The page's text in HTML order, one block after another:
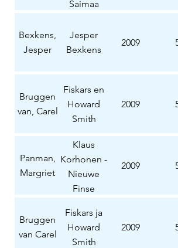
Saimaa
(deel1)
Bexkens,
Jesper
Jesper
Bexkens
2009
Bruggen
van, Carel
Fiskars en
Howard
Smith
2009
Panman,
Margriet
Klaus
Korhonen -
Nieuwe
Finse
in Nederland
2009
Bruggen
van Carel
Fiskars ja
Howard
Smith
2009